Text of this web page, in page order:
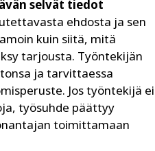
selvät tiedot
ehdosta ja sen
kuin siitä, mitä
tarjousta. Työntekijän
ja tarvittaessa
Jos työntekijä ei
työsuhde päättyy
toimittamaan